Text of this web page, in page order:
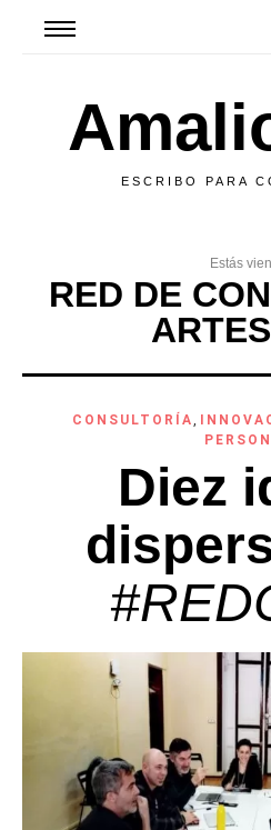
ESCRIBO PARA
Estás
RED DE
CONSULTORÍA,
Diez